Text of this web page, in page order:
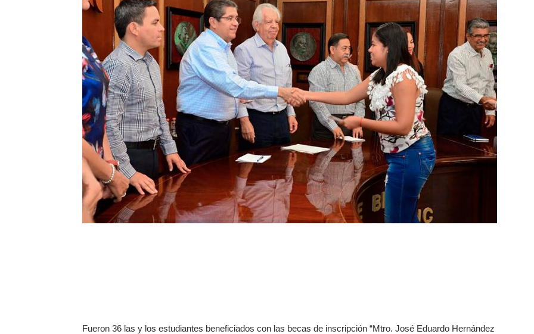
Fueron 36 las y los estudiantes beneficiados con las becas de inscripción “Mtro. José Eduardo Hernández